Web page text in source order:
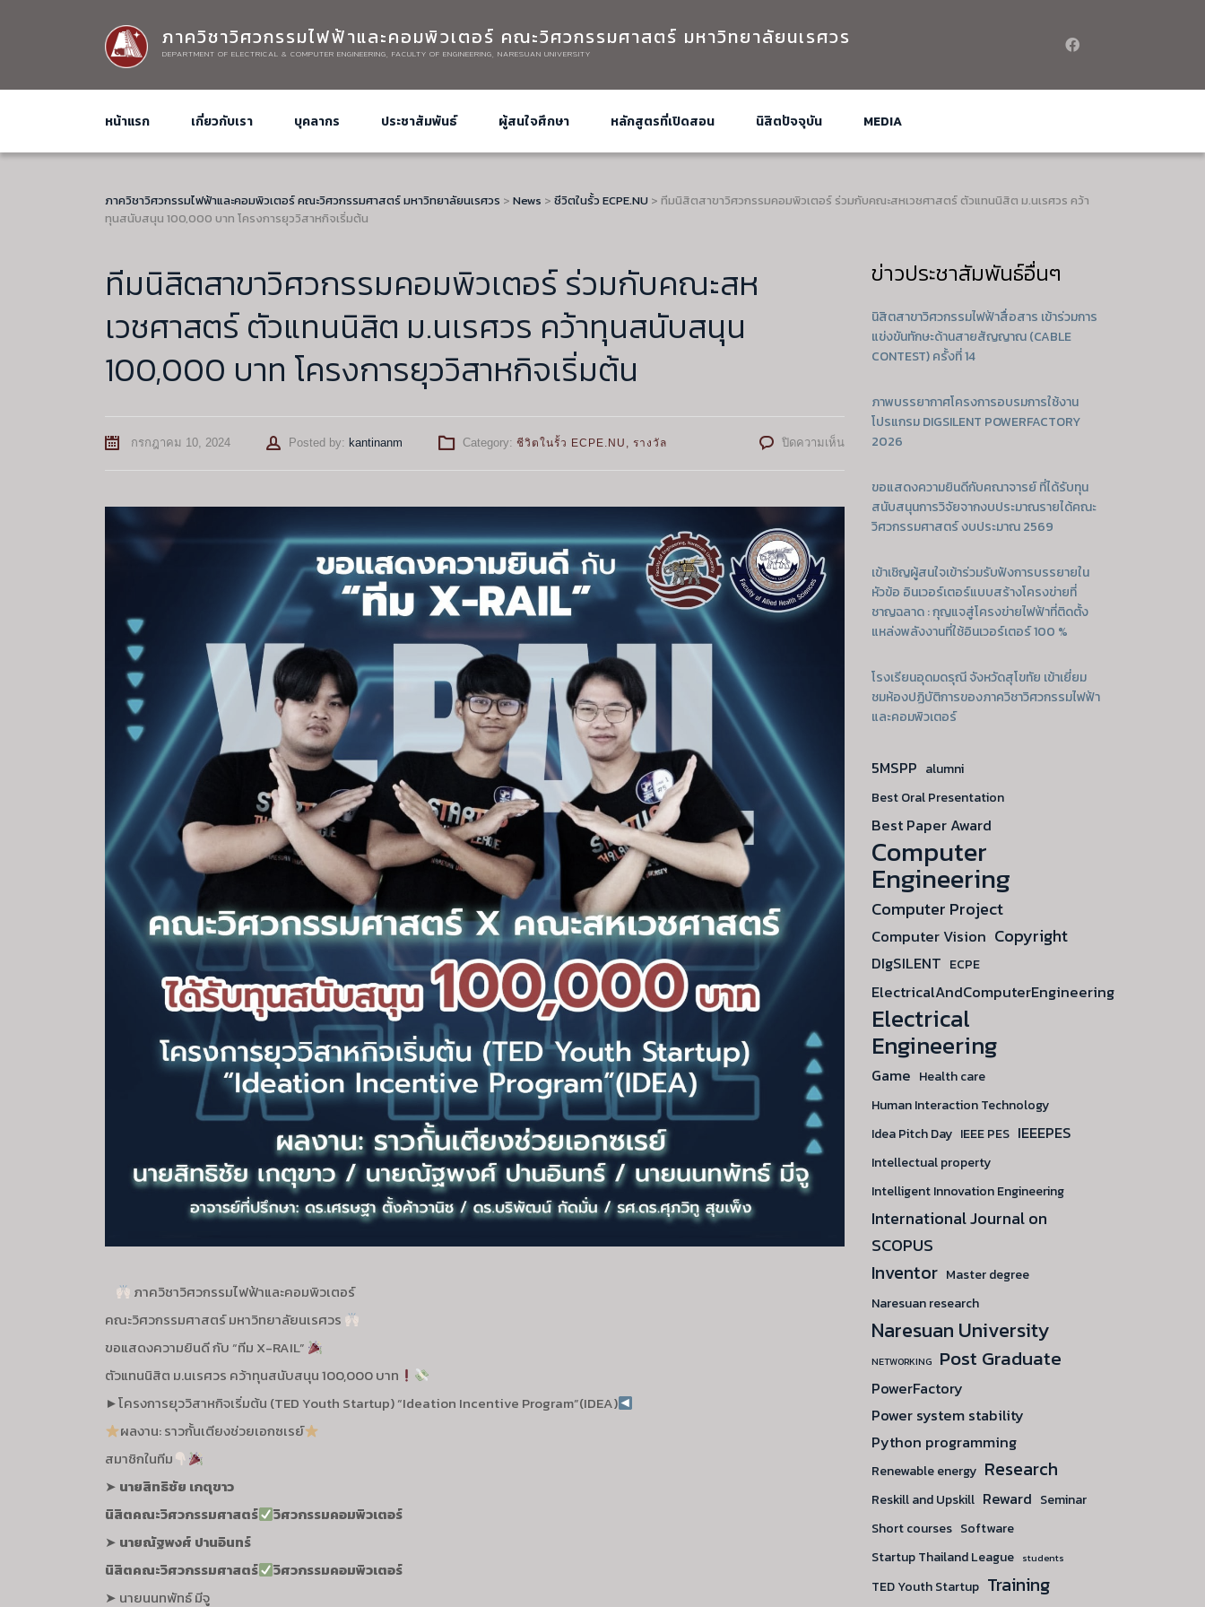
ภาควิชาวิศวกรรมไฟฟ้าและคอมพิวเตอร์ คณะวิศวกรรมศาสตร์ มหาวิทยาลัยนเรศวร
DEPARTMENT OF ELECTRICAL & COMPUTER ENGINEERING, FACULTY OF ENGINEERING, NARESUAN UNIVERSITY
หน้าแรก เกี่ยวกับเรา บุคลากร ประชาสัมพันธ์ ผู้สนใจศึกษา หลักสูตรที่เปิดสอน นิสิตปัจจุบัน MEDIA
ภาควิชาวิศวกรรมไฟฟ้าและคอมพิวเตอร์ คณะวิศวกรรมศาสตร์ มหาวิทยาลัยนเรศวร > News > ชีวิตในรั้ว ECPE.NU > ทีมนิสิตสาขาวิศวกรรมคอมพิวเตอร์ ร่วมกับคณะสหเวชศาสตร์ ตัวแทนนิสิต ม.นเรศวร คว้า
ทุนสนับสนุน 100,000 บาท โครงการยุววิสาหกิจเริ่มต้น
ทีมนิสิตสาขาวิศวกรรมคอมพิวเตอร์ ร่วมกับคณะสห
เวชศาสตร์ ตัวแทนนิสิต ม.นเรศวร คว้าทุนสนับสนุน
100,000 บาท โครงการยุววิสาหกิจเริ่มต้น
กรกฎาคม 10, 2024 Posted by: Author
kantinanm Category: ชีวิตในรั้ว ECPE.NU , รางวัล ปิดความเห็นบน
วิศวกรรม
คอมพิวเตอร์
เวชศาสตร์
ตัวแทน
ม.นเรศวร
วิสาหกิจ
ต้น
ภาควิชาวิศวกรรมไฟฟ้าและคอมพิวเตอร์
คณะวิศวกรรมศาสตร์ มหาวิทยาลัยนเรศวร
ขอแสดงความยินดี กับ “ทีม X-RAIL”
ตัวแทนนิสิต ม.นเรศวร คว้าทุนสนับสนุน 100,000 บาท
►โครงการยุววิสาหกิจเริ่มต้น (TED Youth Startup) “Ideation Incentive Program”(IDEA)
ผลงาน: ราวกั้นเตียงช่วยเอกซเรย์
สมาชิกในทีม
➤ นายสิทธิชัย เกตุขาว
นิสิตคณะวิศวกรรมศาสตร์
วิศวกรรมคอมพิวเตอร์
➤ นายณัฐพงศ์ ปานอินทร์
นิสิตคณะวิศวกรรมศาสตร์
วิศวกรรมคอมพิวเตอร์
➤ นายนนทพัทธ์ มีจู
ข่าวประชาสัมพันธ์อื่นๆ
นิสิตสาขาวิศวกรรมไฟฟ้าสื่อสาร เข้าร่วมการ
แข่งขันทักษะด้านสายสัญญาณ (CABLE
CONTEST) ครั้งที่ 14
ภาพบรรยากาศโครงการอบรมการใช้งาน
โปรแกรม DIGSILENT POWERFACTORY
2026
ขอแสดงความยินดีกับคณาจารย์ ที่ได้รับทุน
สนับสนุนการวิจัยจากงบประมาณรายได้คณะ
วิศวกรรมศาสตร์ งบประมาณ 2569
เข้าเชิญผู้สนใจเข้าร่วมรับฟังการบรรยายใน
หัวข้อ อินเวอร์เตอร์แบบสร้างโครงข่ายที่
ชาญฉลาด : กุญแจสู่โครงข่ายไฟฟ้าที่ติดตั้ง
แหล่งพลังงานที่ใช้อินเวอร์เตอร์ 100 %
โรงเรียนอุดมดรุณี จังหวัดสุโขทัย เข้าเยี่ยม
ชมห้องปฏิบัติการของภาควิชาวิศวกรรมไฟฟ้า
และคอมพิวเตอร์
5MSPP alumni
Best Oral Presentation
Best Paper Award
Computer
Engineering
Computer Project
Computer Vision Copyright
DIgSILENT ECPE
ElectricalAndComputerEngineering
Electrical
Engineering
Game Health care
Human Interaction Technology
Idea Pitch Day IEEE PES IEEEPES
Intellectual property
Intelligent Innovation Engineering
International Journal on
SCOPUS
Inventor Master degree
Naresuan research
Naresuan University
NETWORKING Post Graduate
PowerFactory
Power system stability
Python programming
Renewable energy Research
Reskill and Upskill Reward Seminar
Short courses Software
Startup Thailand League
students
TED Youth Startup Training